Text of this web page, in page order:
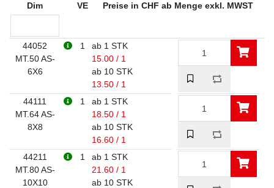
Dim VE Preise in CHF ab Menge exkl. MWST
44052
MT.50 AS-
6X6
1
ab 1 STK
15.00 / 1
ab 10 STK
13.50 / 1
44111
MT.64 AS-
8X8
1
ab 1 STK
18.50 / 1
ab 10 STK
16.60 / 1
44211
MT.80 AS-
10X10
1
ab 1 STK
21.60 / 1
ab 10 STK